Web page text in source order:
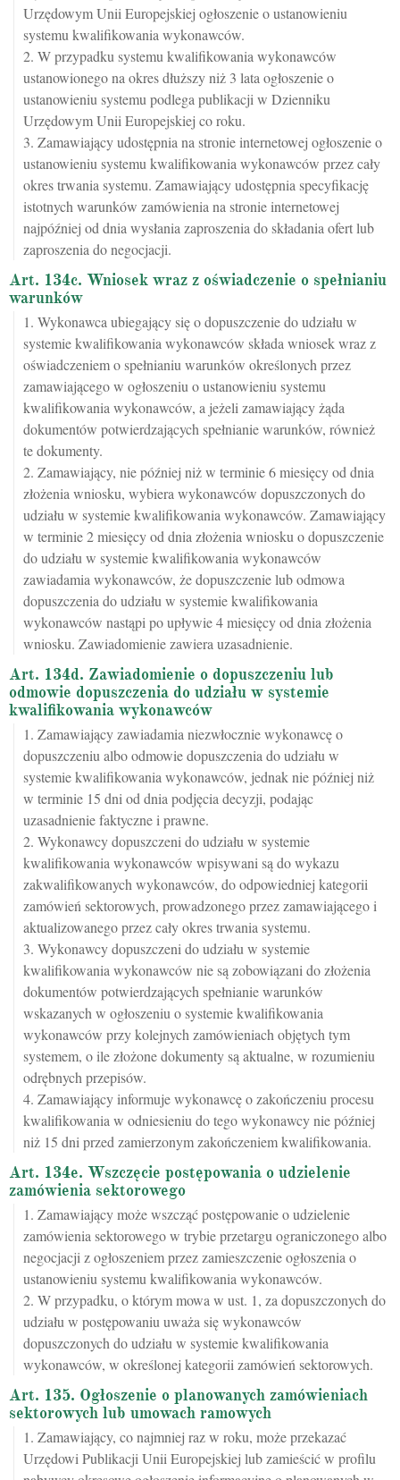
Urzędowym Unii Europejskiej ogłoszenie o ustanowieniu
systemu kwalifikowania wykonawców.
2. W przypadku systemu kwalifikowania wykonawców
ustanowionego na okres dłuższy niż 3 lata ogłoszenie o
ustanowieniu systemu podlega publikacji w Dzienniku
Urzędowym Unii Europejskiej co roku.
3. Zamawiający udostępnia na stronie internetowej ogłoszenie o
ustanowieniu systemu kwalifikowania wykonawców przez cały
okres trwania systemu. Zamawiający udostępnia specyfikację
istotnych warunków zamówienia na stronie internetowej
najpóźniej od dnia wysłania zaproszenia do składania ofert lub
zaproszenia do negocjacji.
Art. 134c. Wniosek wraz z oświadczenie o spełnianiu
warunków
1. Wykonawca ubiegający się o dopuszczenie do udziału w
systemie kwalifikowania wykonawców składa wniosek wraz z
oświadczeniem o spełnianiu warunków określonych przez
zamawiającego w ogłoszeniu o ustanowieniu systemu
kwalifikowania wykonawców, a jeżeli zamawiający żąda
dokumentów potwierdzających spełnianie warunków, również
te dokumenty.
2. Zamawiający, nie później niż w terminie 6 miesięcy od dnia
złożenia wniosku, wybiera wykonawców dopuszczonych do
udziału w systemie kwalifikowania wykonawców. Zamawiający
w terminie 2 miesięcy od dnia złożenia wniosku o dopuszczenie
do udziału w systemie kwalifikowania wykonawców
zawiadamia wykonawców, że dopuszczenie lub odmowa
dopuszczenia do udziału w systemie kwalifikowania
wykonawców nastąpi po upływie 4 miesięcy od dnia złożenia
wniosku. Zawiadomienie zawiera uzasadnienie.
Art. 134d. Zawiadomienie o dopuszczeniu lub
odmowie dopuszczenia do udziału w systemie
kwalifikowania wykonawców
1. Zamawiający zawiadamia niezwłocznie wykonawcę o
dopuszczeniu albo odmowie dopuszczenia do udziału w
systemie kwalifikowania wykonawców, jednak nie później niż
w terminie 15 dni od dnia podjęcia decyzji, podając
uzasadnienie faktyczne i prawne.
2. Wykonawcy dopuszczeni do udziału w systemie
kwalifikowania wykonawców wpisywani są do wykazu
zakwalifikowanych wykonawców, do odpowiedniej kategorii
zamówień sektorowych, prowadzonego przez zamawiającego i
aktualizowanego przez cały okres trwania systemu.
3. Wykonawcy dopuszczeni do udziału w systemie
kwalifikowania wykonawców nie są zobowiązani do złożenia
dokumentów potwierdzających spełnianie warunków
wskazanych w ogłoszeniu o systemie kwalifikowania
wykonawców przy kolejnych zamówieniach objętych tym
systemem, o ile złożone dokumenty są aktualne, w rozumieniu
odrębnych przepisów.
4. Zamawiający informuje wykonawcę o zakończeniu procesu
kwalifikowania w odniesieniu do tego wykonawcy nie później
niż 15 dni przed zamierzonym zakończeniem kwalifikowania.
Art. 134e. Wszczęcie postępowania o udzielenie
zamówienia sektorowego
1. Zamawiający może wszcząć postępowanie o udzielenie
zamówienia sektorowego w trybie przetargu ograniczonego albo
negocjacji z ogłoszeniem przez zamieszczenie ogłoszenia o
ustanowieniu systemu kwalifikowania wykonawców.
2. W przypadku, o którym mowa w ust. 1, za dopuszczonych do
udziału w postępowaniu uważa się wykonawców
dopuszczonych do udziału w systemie kwalifikowania
wykonawców, w określonej kategorii zamówień sektorowych.
Art. 135. Ogłoszenie o planowanych zamówieniach
sektorowych lub umowach ramowych
1. Zamawiający, co najmniej raz w roku, może przekazać
Urzędowi Publikacji Unii Europejskiej lub zamieścić w profilu